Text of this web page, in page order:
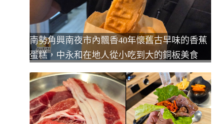
南勢角興南夜市內飄香40年懷舊古早味的香蕉
蛋糕，中永和在地人從小吃到大的銅板美食